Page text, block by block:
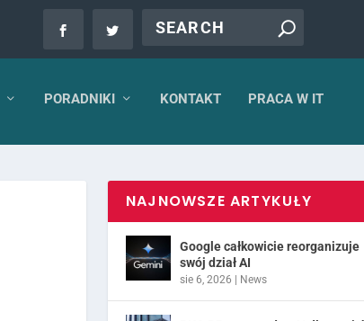
PORADNIKI KONTAKT PRACA W IT
NAJNOWSZE ARTYKUŁY
Google całkowicie reorganizuje
swój dział AI
sie 6, 2026 | News